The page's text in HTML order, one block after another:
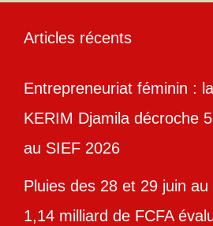
Articles récents
Entrepreneuriat féminin :
KERIM Djamila décroche
au SIEF 2026
Pluies des 28 et 29 juin
1,14 milliard de FCFA